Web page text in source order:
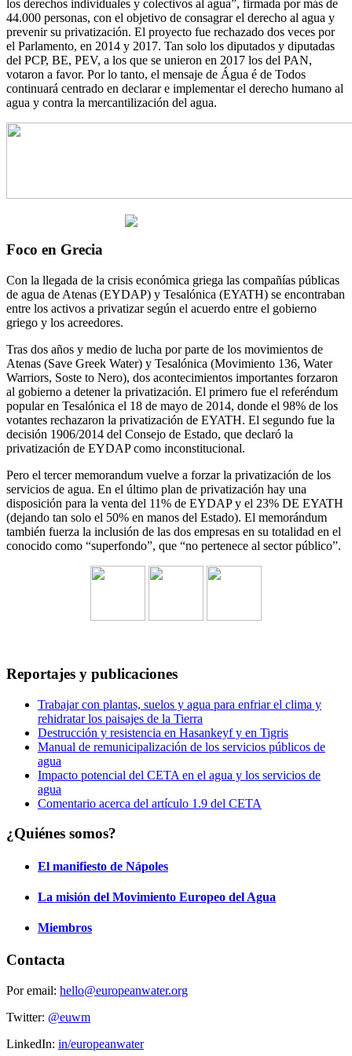
los derechos individuales y colectivos al agua”, firmada por más de
44.000 personas, con el objetivo de consagrar el derecho al agua y
prevenir su privatización. El proyecto fue rechazado dos veces por
el Parlamento, en 2014 y 2017. Tan solo los diputados y diputadas
del PCP, BE, PEV, a los que se unieron en 2017 los del PAN,
votaron a favor. Por lo tanto, el mensaje de Água é de Todos
continuará centrado en declarar e implementar el derecho humano al
agua y contra la mercantilización del agua.
Foco en Grecia
Con la llegada de la crisis económica griega las compañías públicas
de agua de Atenas (EYDAP) y Tesalónica (EYATH) se encontraban
entre los activos a privatizar según el acuerdo entre el gobierno
griego y los acreedores.
Tras dos años y medio de lucha por parte de los movimientos de
Atenas (Save Greek Water) y Tesalónica (Movimiento 136, Water
Warriors, Soste to Nero), dos acontecimientos importantes forzaron
al gobierno a detener la privatización. El primero fue el referéndum
popular en Tesalónica el 18 de mayo de 2014, donde el 98% de los
votantes rechazaron la privatización de EYATH. El segundo fue la
decisión 1906/2014 del Consejo de Estado, que declaró la
privatización de EYDAP como inconstitucional.
Pero el tercer memorandum vuelve a forzar la privatización de los
servicios de agua. En el último plan de privatización hay una
disposición para la venta del 11% de EYDAP y el 23% DE EYATH
(dejando tan solo el 50% en manos del Estado). El memorándum
también fuerza la inclusión de las dos empresas en su totalidad en el
conocido como “superfondo”, que “no pertenece al sector público”.
Reportajes y publicaciones
Trabajar con plantas, suelos y agua para enfriar el clima y
rehidratar los paisajes de la Tierra
Destrucción y resistencia en Hasankeyf y en Tigris
Manual de remunicipalización de los servicios públicos de
agua
Impacto potencial del CETA en el agua y los servicios de
agua
Comentario acerca del artículo 1.9 del CETA
¿Quiénes somos?
El manifiesto de Nápoles
La misión del Movimiento Europeo del Agua
Miembros
Contacta
Por email: hello@europeanwater.org
Twitter: @euwm
LinkedIn: in/europeanwater